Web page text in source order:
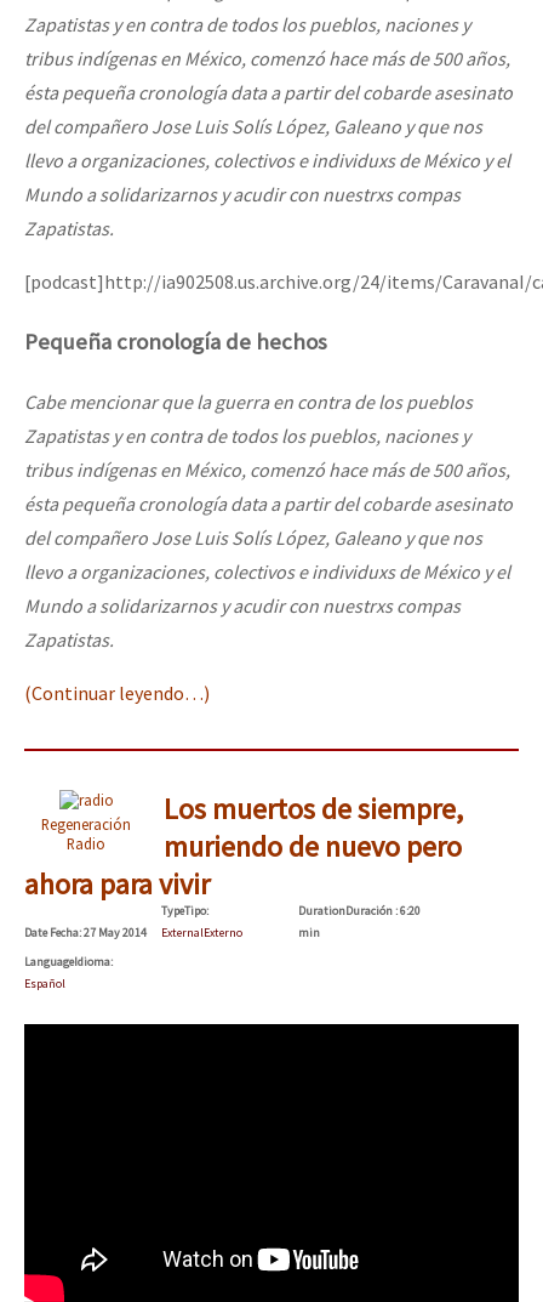
Zapatistas y en contra de todos los pueblos, naciones y
tribus indígenas en México, comenzó hace más de 500 años,
ésta pequeña cronología data a partir del cobarde asesinato
del compañero Jose Luis Solís López, Galeano y que nos
llevo a organizaciones, colectivos e individuxs de México y el
Mundo a solidarizarnos y acudir con nuestrxs compas
Zapatistas.
[podcast]http://ia902508.us.archive.org/24/items/CaravanaI/
Pequeña cronología de hechos
Cabe mencionar que la guerra en contra de los pueblos
Zapatistas y en contra de todos los pueblos, naciones y
tribus indígenas en México, comenzó hace más de 500 años,
ésta pequeña cronología data a partir del cobarde asesinato
del compañero Jose Luis Solís López, Galeano y que nos
llevo a organizaciones, colectivos e individuxs de México y el
Mundo a solidarizarnos y acudir con nuestrxs compas
Zapatistas.
(Continuar leyendo…)
Regeneración
Radio
Los muertos de siempre,
muriendo de nuevo pero
ahora para vivir
DateFecha: 27 May 2014
TypeTipo:
ExternalExterno
DurationDuración: 6:20
min
LanguageIdioma:
Español